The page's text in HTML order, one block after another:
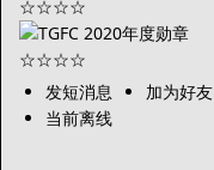
发短消息
加为好友
当前离线